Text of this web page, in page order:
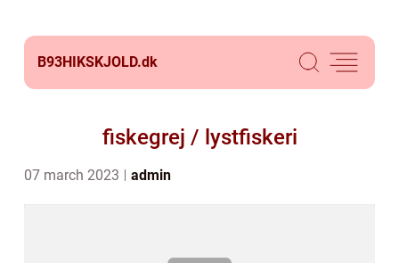
B93HIKSKJOLD.dk
fiskegrej / lystfiskeri
07 march 2023 admin